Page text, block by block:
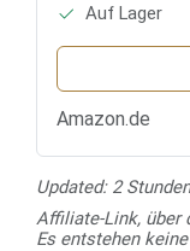
Auf Lager
Amazon.de
Updated: 2
Affiliate-Link, über
Es entstehen